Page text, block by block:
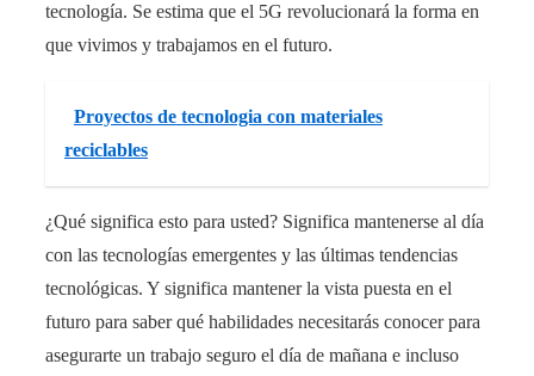
tecnología. Se estima que el 5G revolucionará la forma en
que vivimos y trabajamos en el futuro.
Proyectos de tecnologia con materiales
reciclables
¿Qué significa esto para usted? Significa mantenerse al día
con las tecnologías emergentes y las últimas tendencias
tecnológicas. Y significa mantener la vista puesta en el
futuro para saber qué habilidades necesitarás conocer para
asegurarte un trabajo seguro el día de mañana e incluso